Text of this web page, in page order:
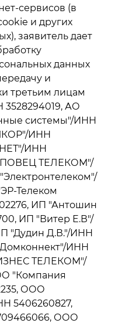
сервисов (в
и других
заявитель дает
данных
и
третьим лицам
АО
системы"/ИНН
ИНН
ИНН
ТЕЛЕКОМ"/
Телеком
ИП "Антошин
ИП "Витер Е.В"/
"Дудин Д.В."/ИНН
ИНН
ТЕЛЕКОМ"/
"Компания
ООО
5406260827,
ООО